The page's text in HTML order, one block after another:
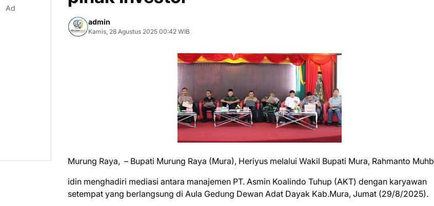
admin
Kamis, 28 Agustus 2025 00:42 WIB
Murung Raya, – Bupati Murung Raya (Mura), Heriyus melalui Wakil Bupati Mura, Rahmanto Muhb
idin menghadiri mediasi antara manajemen PT. Asmin Koalindo Tuhup (AKT) dengan karyawan
setempat yang berlangsung di Aula Gedung Dewan Adat Dayak Kab.Mura, Jumat (29/8/2025).
Ad